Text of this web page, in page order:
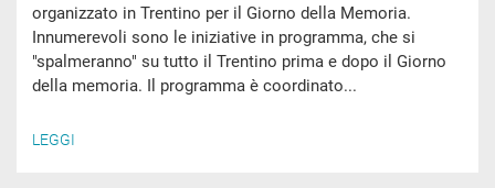
organizzato in Trentino per il Giorno della Memoria.
Innumerevoli sono le iniziative in programma, che si
"spalmeranno" su tutto il Trentino prima e dopo il Giorno
della memoria. Il programma è coordinato...
LEGGI